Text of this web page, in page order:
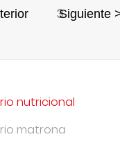
3Siguiente
nutricional
matrona